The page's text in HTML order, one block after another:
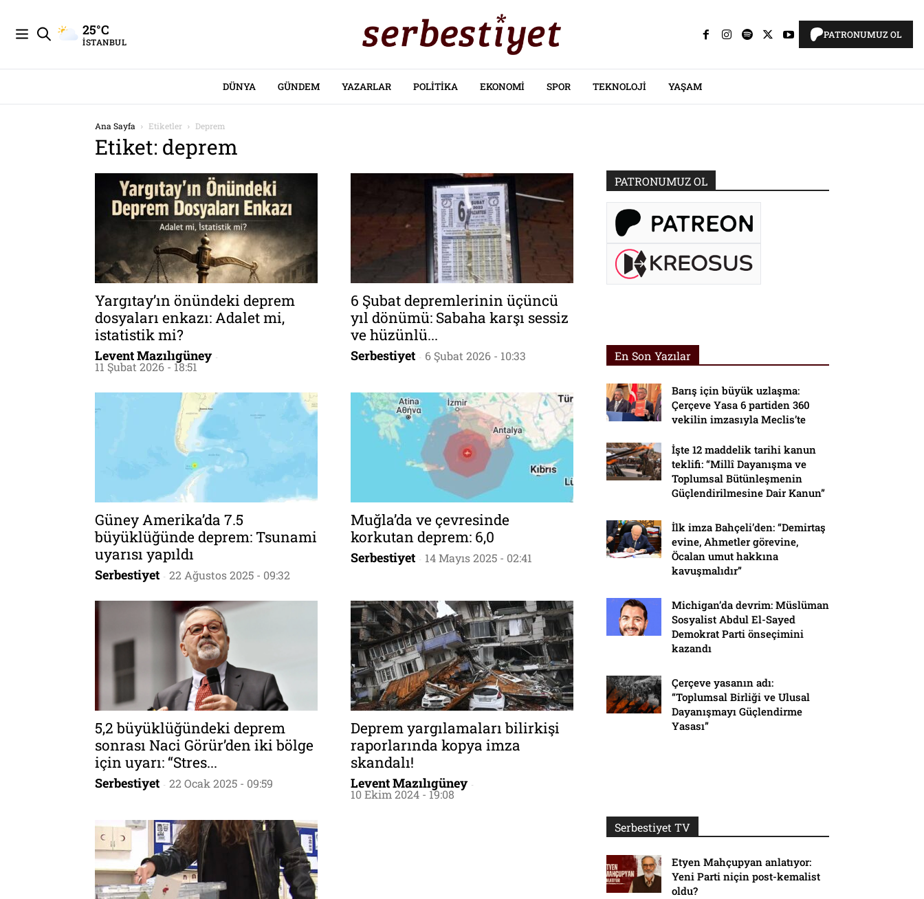
25°C
İSTANBUL
PATRONUMUZ OL
DÜNYA GÜNDEM YAZARLAR POLITIKA EKONOMI SPOR TEKNOLOJI YAŞAM
Ana Sayfa Etiketler Deprem
Etiket: deprem
Yargıtay’ın önündeki deprem
dosyaları enkazı: Adalet mi,
istatistik mi?
Levent Mazılıgüney -
11 Şubat 2026 - 18:51
6 Şubat depremlerinin üçüncü
yıl dönümü: Sabaha karşı sessiz
ve hüzünlü...
Serbestiyet - 6 Şubat 2026 - 10:33
Güney Amerika’da 7.5
büyüklüğünde deprem: Tsunami
uyarısı yapıldı
Serbestiyet - 22 Ağustos 2025 - 09:32
Muğla’da ve çevresinde
korkutan deprem: 6,0
Serbestiyet - 14 Mayıs 2025 - 02:41
5,2 büyüklüğündeki deprem
sonrası Naci Görür’den iki bölge
için uyarı: “Stres...
Serbestiyet - 22 Ocak 2025 - 09:59
Deprem yargılamaları bilirkişi
raporlarında kopya imza
skandalı!
Levent Mazılıgüney -
10 Ekim 2024 - 19:08
PATRONUMUZ OL
En Son Yazılar
Barış için büyük uzlaşma:
Çerçeve Yasa 6 partiden 360
vekilin imzasıyla Meclis’te
İşte 12 maddelik tarihi kanun
teklifi: “Millî Dayanışma ve
Toplumsal Bütünleşmenin
Güçlendirilmesine Dair Kanun”
İlk imza Bahçeli’den: “Demirtaş
evine, Ahmetler görevine,
Öcalan umut hakkına
kavuşmalıdır”
Michigan’da devrim: Müslüman
Sosyalist Abdul El-Sayed
Demokrat Parti önseçimini
kazandı
Çerçeve yasanın adı:
“Toplumsal Birliği ve Ulusal
Dayanışmayı Güçlendirme
Yasası”
Serbestiyet TV
Etyen Mahçupyan anlatıyor:
Yeni Parti niçin post-kemalist
oldu?